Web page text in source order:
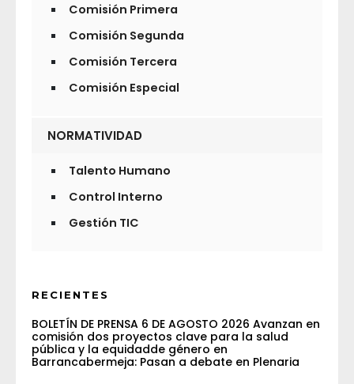
Comisión Primera
Comisión Segunda
Comisión Tercera
Comisión Especial
NORMATIVIDAD
Talento Humano
Control Interno
Gestión TIC
RECIENTES
BOLETÍN DE PRENSA 6 DE AGOSTO 2026 Avanzan en
comisión dos proyectos clave para la salud
pública y la equidadde género en
Barrancabermeja: Pasan a debate en Plenaria